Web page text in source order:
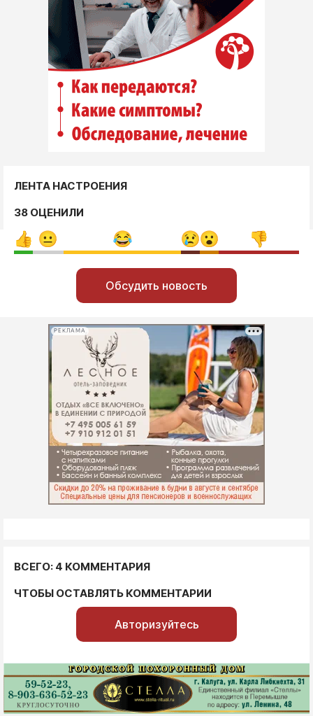
ЛЕНТА НАСТРОЕНИЯ
38 ОЦЕНИЛИ
Обсудить новость
РЕКЛАМА
ВСЕГО: 4 КОММЕНТАРИЯ
ЧТОБЫ ОСТАВЛЯТЬ КОММЕНТАРИИ
Авторизуйтесь